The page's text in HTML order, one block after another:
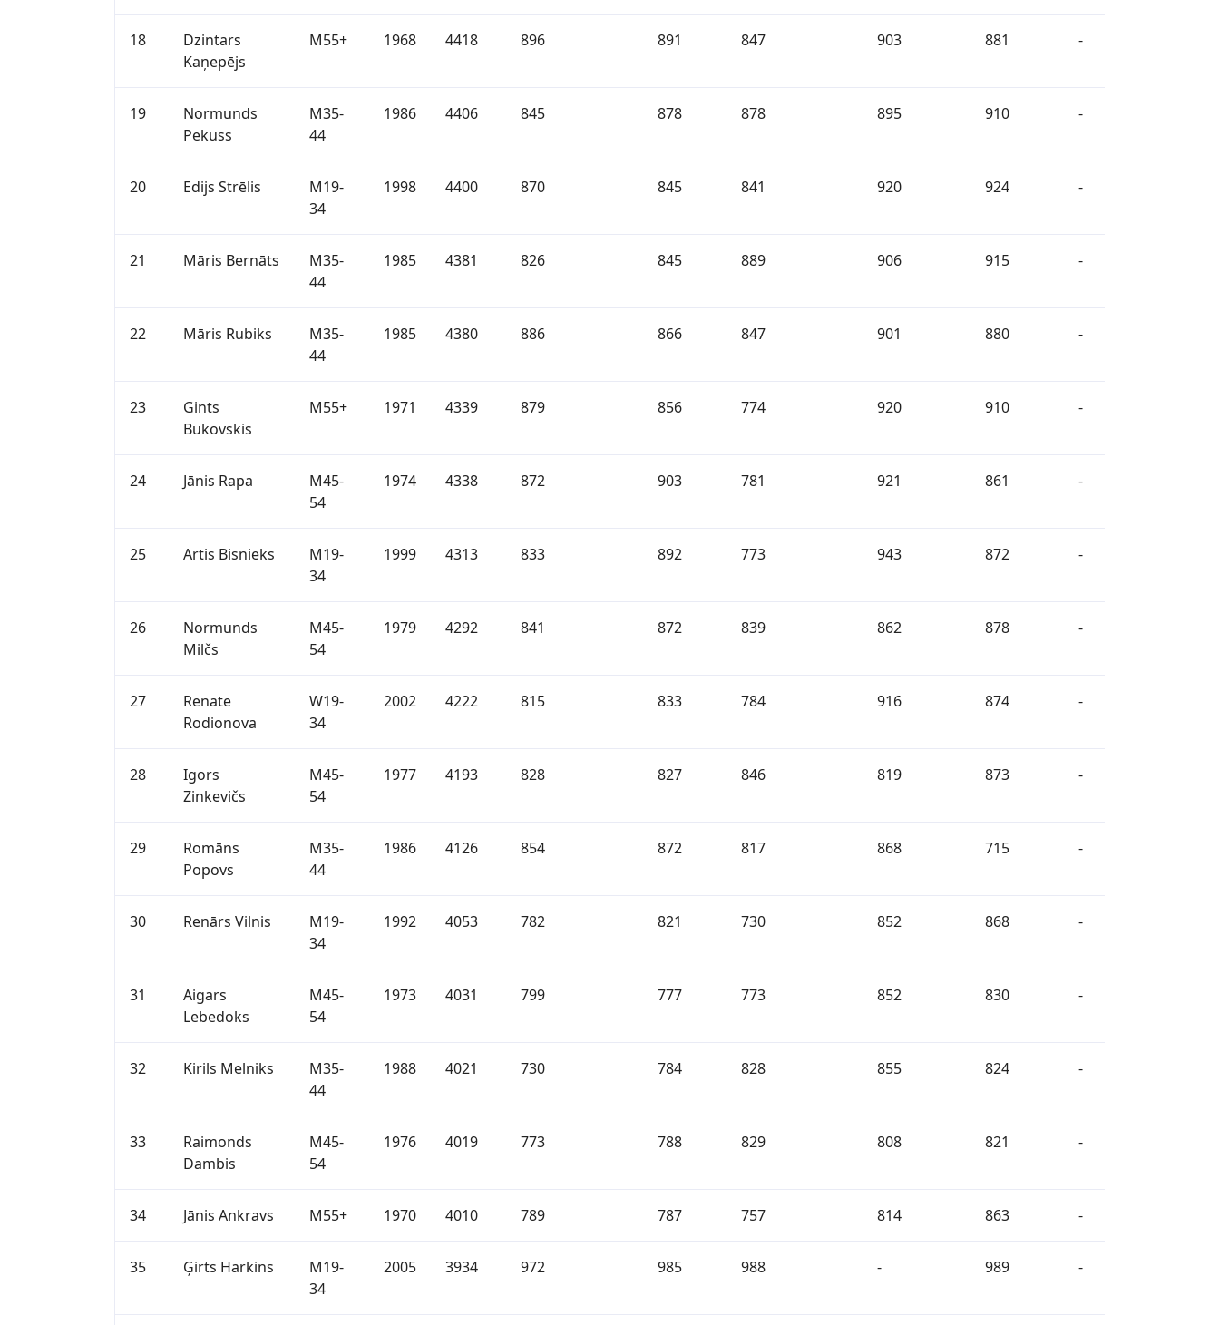
18
Dzintars
Kaņepējs
M55+ 1968 4418 896 891 847 903 881 -
19
Normunds
Pekuss
M35-
44
1986 4406 845 878 878 895 910 -
20 Edijs Strēlis
M19-
34
1998 4400 870 845 841 920 924 -
21 Māris Bernāts
M35-
44
1985 4381 826 845 889 906 915 -
22 Māris Rubiks
M35-
44
1985 4380 886 866 847 901 880 -
23
Gints
Bukovskis
M55+ 1971 4339 879 856 774 920 910 -
24 Jānis Rapa
M45-
54
1974 4338 872 903 781 921 861 -
25 Artis Bisnieks
M19-
34
1999 4313 833 892 773 943 872 -
26
Normunds
Milčs
M45-
54
1979 4292 841 872 839 862 878 -
27
Renate
Rodionova
W19-
34
2002 4222 815 833 784 916 874 -
28
Igors
Zinkevičs
M45-
54
1977 4193 828 827 846 819 873 -
29
Romāns
Popovs
M35-
44
1986 4126 854 872 817 868 715 -
30 Renārs Vilnis
M19-
34
1992 4053 782 821 730 852 868 -
31
Aigars
Lebedoks
M45-
54
1973 4031 799 777 773 852 830 -
32 Kirils Melniks
M35-
44
1988 4021 730 784 828 855 824 -
33
Raimonds
Dambis
M45-
54
1976 4019 773 788 829 808 821 -
34 Jānis Ankravs M55+ 1970 4010 789 787 757 814 863 -
35 Ģirts Harkins
M19-
34
2005 3934 972 985 988 - 989 -